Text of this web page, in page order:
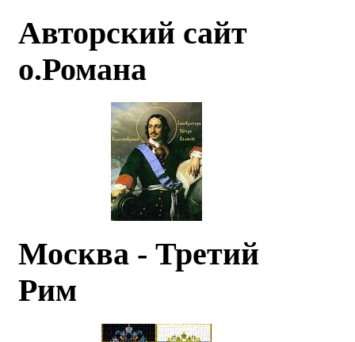
Авторский сайт
о.Романа
Москва - Третий
Рим